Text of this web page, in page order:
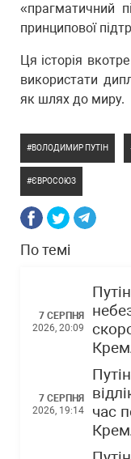
«прагматичний
принципової
Ця історія
використати
як шлях до миру.
ВОЛОДИМИР ПУТІН
ЄВРОСОЮЗ
По темі
7 СЕРПНЯ
2026, 20:09
7 СЕРПНЯ
2026, 19:14
час